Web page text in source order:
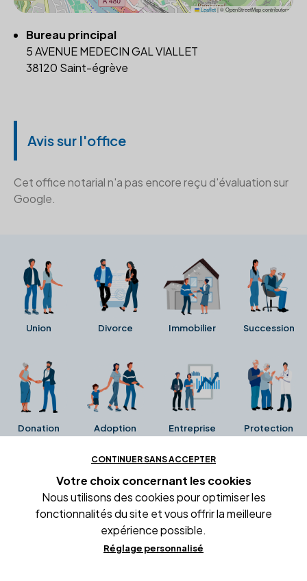
Leaflet|© OpenStreetMap contributors
Bureau principal
5 AVENUE MEDECIN GAL VIALLET
38120 Saint-égrève
Avis sur l'office
Cet office notarial n'a pas encore reçu d'évaluation sur
Google.
Union Divorce Immobilier Succession
Donation Adoption Entreprise Protection
Ces avis proviennent directement de la fiche Google
Business de l'office notarial. Ils n'ont ni été collectés ni
été vérifiés par Alexia.fr.
Conditions générales d'utilisation
CONTINUER SANS ACCEPTER
Votre choix concernant les cookies
Nous utilisons des cookies pour optimiser les
fonctionnalités du site et vous offrir la meilleure
expérience possible.
Réglage personnalisé